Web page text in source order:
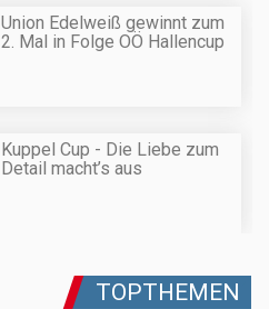
Union Edelweiß gewinnt zum
2. Mal in Folge OÖ Hallencup
Kuppel Cup - Die Liebe zum
Detail macht’s aus
TOPTHEMEN